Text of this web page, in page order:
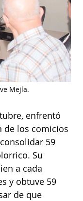
Mejía.
enfrentó
de los comicios
59
Su
a cada
y obtuve 59
de que